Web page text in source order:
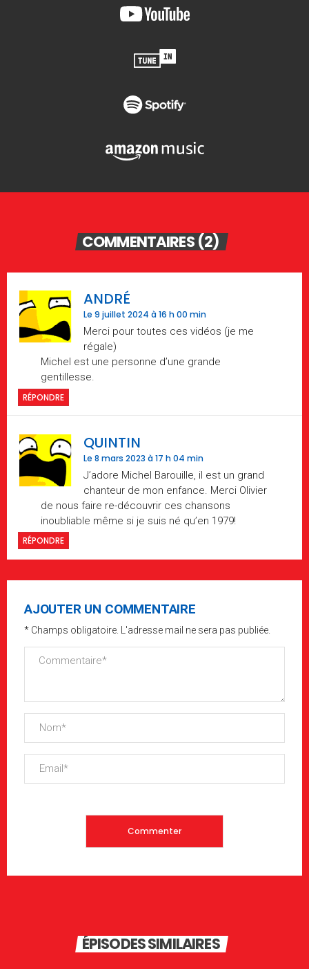
COMMENTAIRES (2)
ANDRÉ
Le 9 juillet 2024 à 16 h 00 min
Merci pour toutes ces vidéos (je me
régale)
Michel est une personne d’une grande
gentillesse.
RÉPONDRE
QUINTIN
Le 8 mars 2023 à 17 h 04 min
J’adore Michel Barouille, il est un grand
chanteur de mon enfance. Merci Olivier
de nous faire re-découvrir ces chansons
inoubliable même si je suis né qu’en 1979!
RÉPONDRE
AJOUTER UN COMMENTAIRE
* Champs obligatoire. L'adresse mail ne sera pas publiée.
ÉPISODES SIMILAIRES